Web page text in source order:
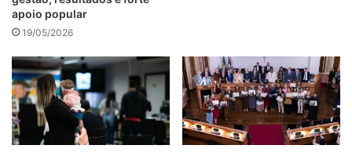
apoio popular
19/05/2026